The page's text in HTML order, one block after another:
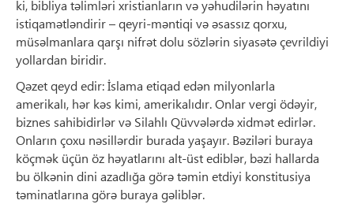
ki, bibliya təlimləri xristianların və yəhudilərin həyatını
istiqamətləndirir – qeyri-məntiqi və əsassız qorxu,
müsəlmanlara qarşı nifrət dolu sözlərin siyasətə çevrildiyi
yollardan biridir.
Qəzet qeyd edir: İslama etiqad edən milyonlarla
amerikalı, hər kəs kimi, amerikalıdır. Onlar vergi ödəyir,
biznes sahibidirlər və Silahlı Qüvvələrdə xidmət edirlər.
Onların çoxu nəsillərdir burada yaşayır. Bəziləri buraya
köçmək üçün öz həyatlarını alt-üst ediblər, bəzi hallarda
bu ölkənin dini azadlığa görə təmin etdiyi konstitusiya
təminatlarına görə buraya gəliblər.